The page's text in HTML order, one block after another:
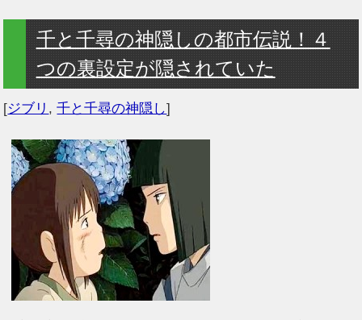
千と千尋の神隠しの都市伝説！４
つの裏設定が隠されていた
[ジブリ ,千と千尋の神隠し]